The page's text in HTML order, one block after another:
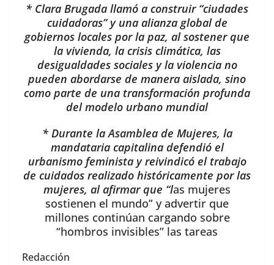
* Clara Brugada llamó a construir “ciudades
cuidadoras” y una alianza global de
gobiernos locales por la paz, al sostener que
la vivienda, la crisis climática, las
desigualdades sociales y la violencia no
pueden abordarse de manera aislada, sino
como parte de una transformación profunda
del modelo urbano mundial
* Durante la Asamblea de Mujeres, la
mandataria capitalina defendió el
urbanismo feminista y reivindicó el trabajo
de cuidados realizado históricamente por las
mujeres, al afirmar que “las mujeres
sostienen el mundo” y advertir que
millones continúan cargando sobre
“hombros invisibles” las tareas
Redacción